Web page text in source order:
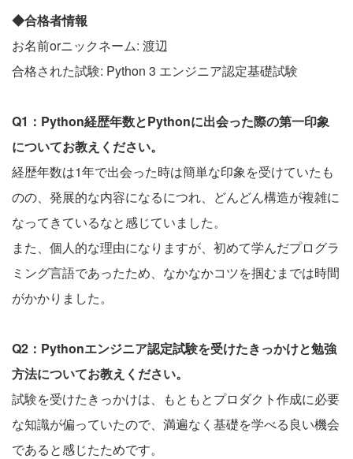
◆合格者情報
お名前orニックネーム: 渡辺
合格された試験: Python 3 エンジニア認定基礎試験
Q1：Python経歴年数とPythonに出会った際の第一印象
についてお教えください。
経歴年数は1年で出会った時は簡単な印象を受けていたも
のの、発展的な内容になるにつれ、どんどん構造が複雑に
なってきているなと感じていました。
また、個人的な理由になりますが、初めて学んだプログラ
ミング言語であったため、なかなかコツを掴むまでは時間
がかかりました。
Q2：Pythonエンジニア認定試験を受けたきっかけと勉強
方法についてお教えください。
試験を受けたきっかけは、もともとプロダクト作成に必要
な知識が偏っていたので、満遍なく基礎を学べる良い機会
であると感じたためです。